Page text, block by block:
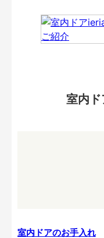
室内
室内ドアのお手入れ